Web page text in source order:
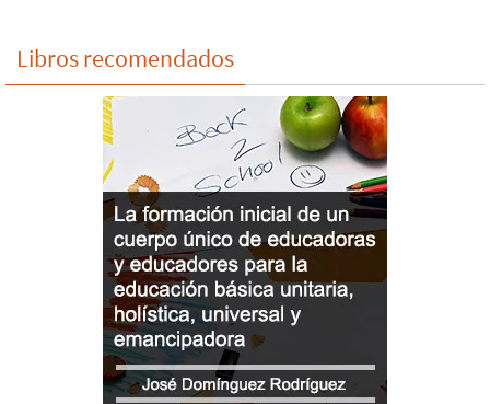
Libros recomendados